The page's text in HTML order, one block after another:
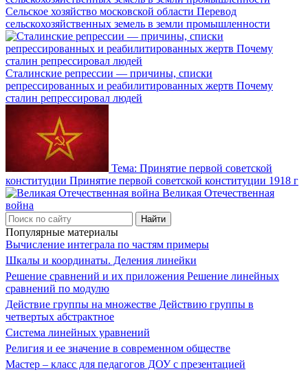
Сельское хозяйство московской области Перевод
сельскохозяйственных земель в земли промышленности
Сталинские репрессии — причины, списки
репрессированных и реабилитированных жертв Почему
сталин репрессировал людей
Тема: Принятие первой советской
конституции Принятие первой советской конституции 1918 г
Великая Отечественная
война
Популярные материалы
Вычисление интеграла по частям примеры
Шкалы и координаты. Деления линейки
Решение сравнений и их приложения Решение линейных
сравнений по модулю
Действие группы на множестве Действию группы в
четвертых абстрактное
Система линейных уравнений
Религия и ее значение в современном обществе
Мастер – класс для педагогов ДОУ с презентацией